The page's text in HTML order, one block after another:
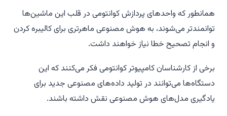
همانطور که واحدهای پردازش کوانتومی در قلب این ماشین‌ها
توانمندتر می‌شوند، به هوش مصنوعی ماهرتری برای کالیبره کردن
و انجام تصحیح خطا نیاز خواهند داشت.
برخی از کارشناسان کامپیوتر کوانتومی فکر می‌کنند که این
دستگاه‌ها می‌توانند در تولید داده‌های مصنوعی جدید برای
یادگیری مدل‌های هوش مصنوعی نقش داشته باشند.